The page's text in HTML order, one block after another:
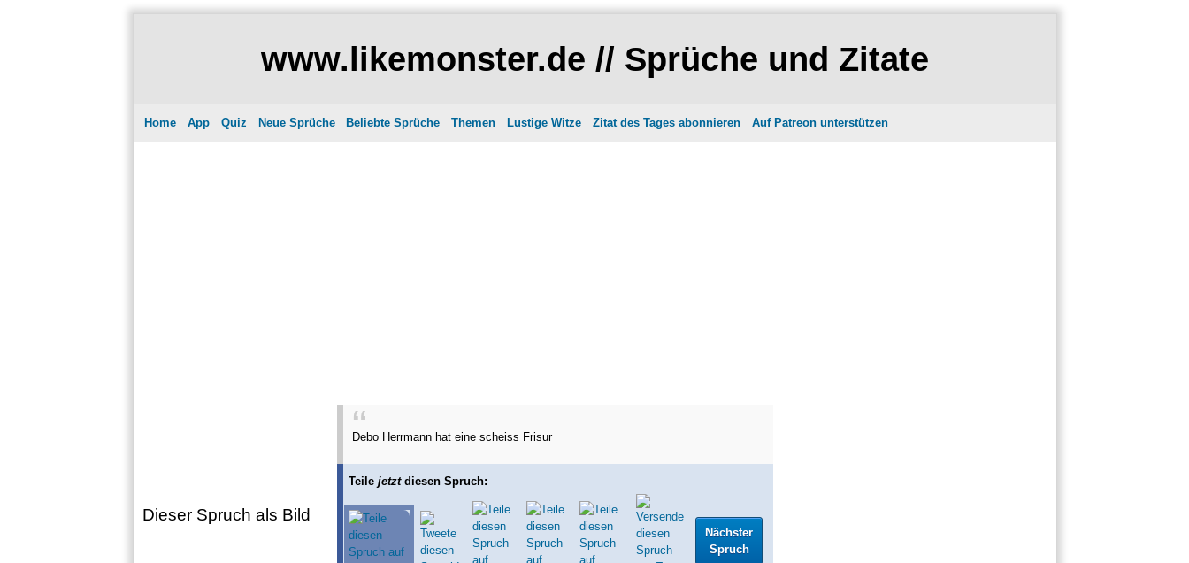
www.likemonster.de // Sprüche und Zitate
Home App Quiz Neue Sprüche Beliebte Sprüche Themen Lustige Witze Zitat des Tages abonnieren Auf Patreon unterstützen
Dieser Spruch als Bild
Debo Herrmann hat eine scheiss Frisur
Teile jetztdiesen Spruch:
Nächster
Spruch